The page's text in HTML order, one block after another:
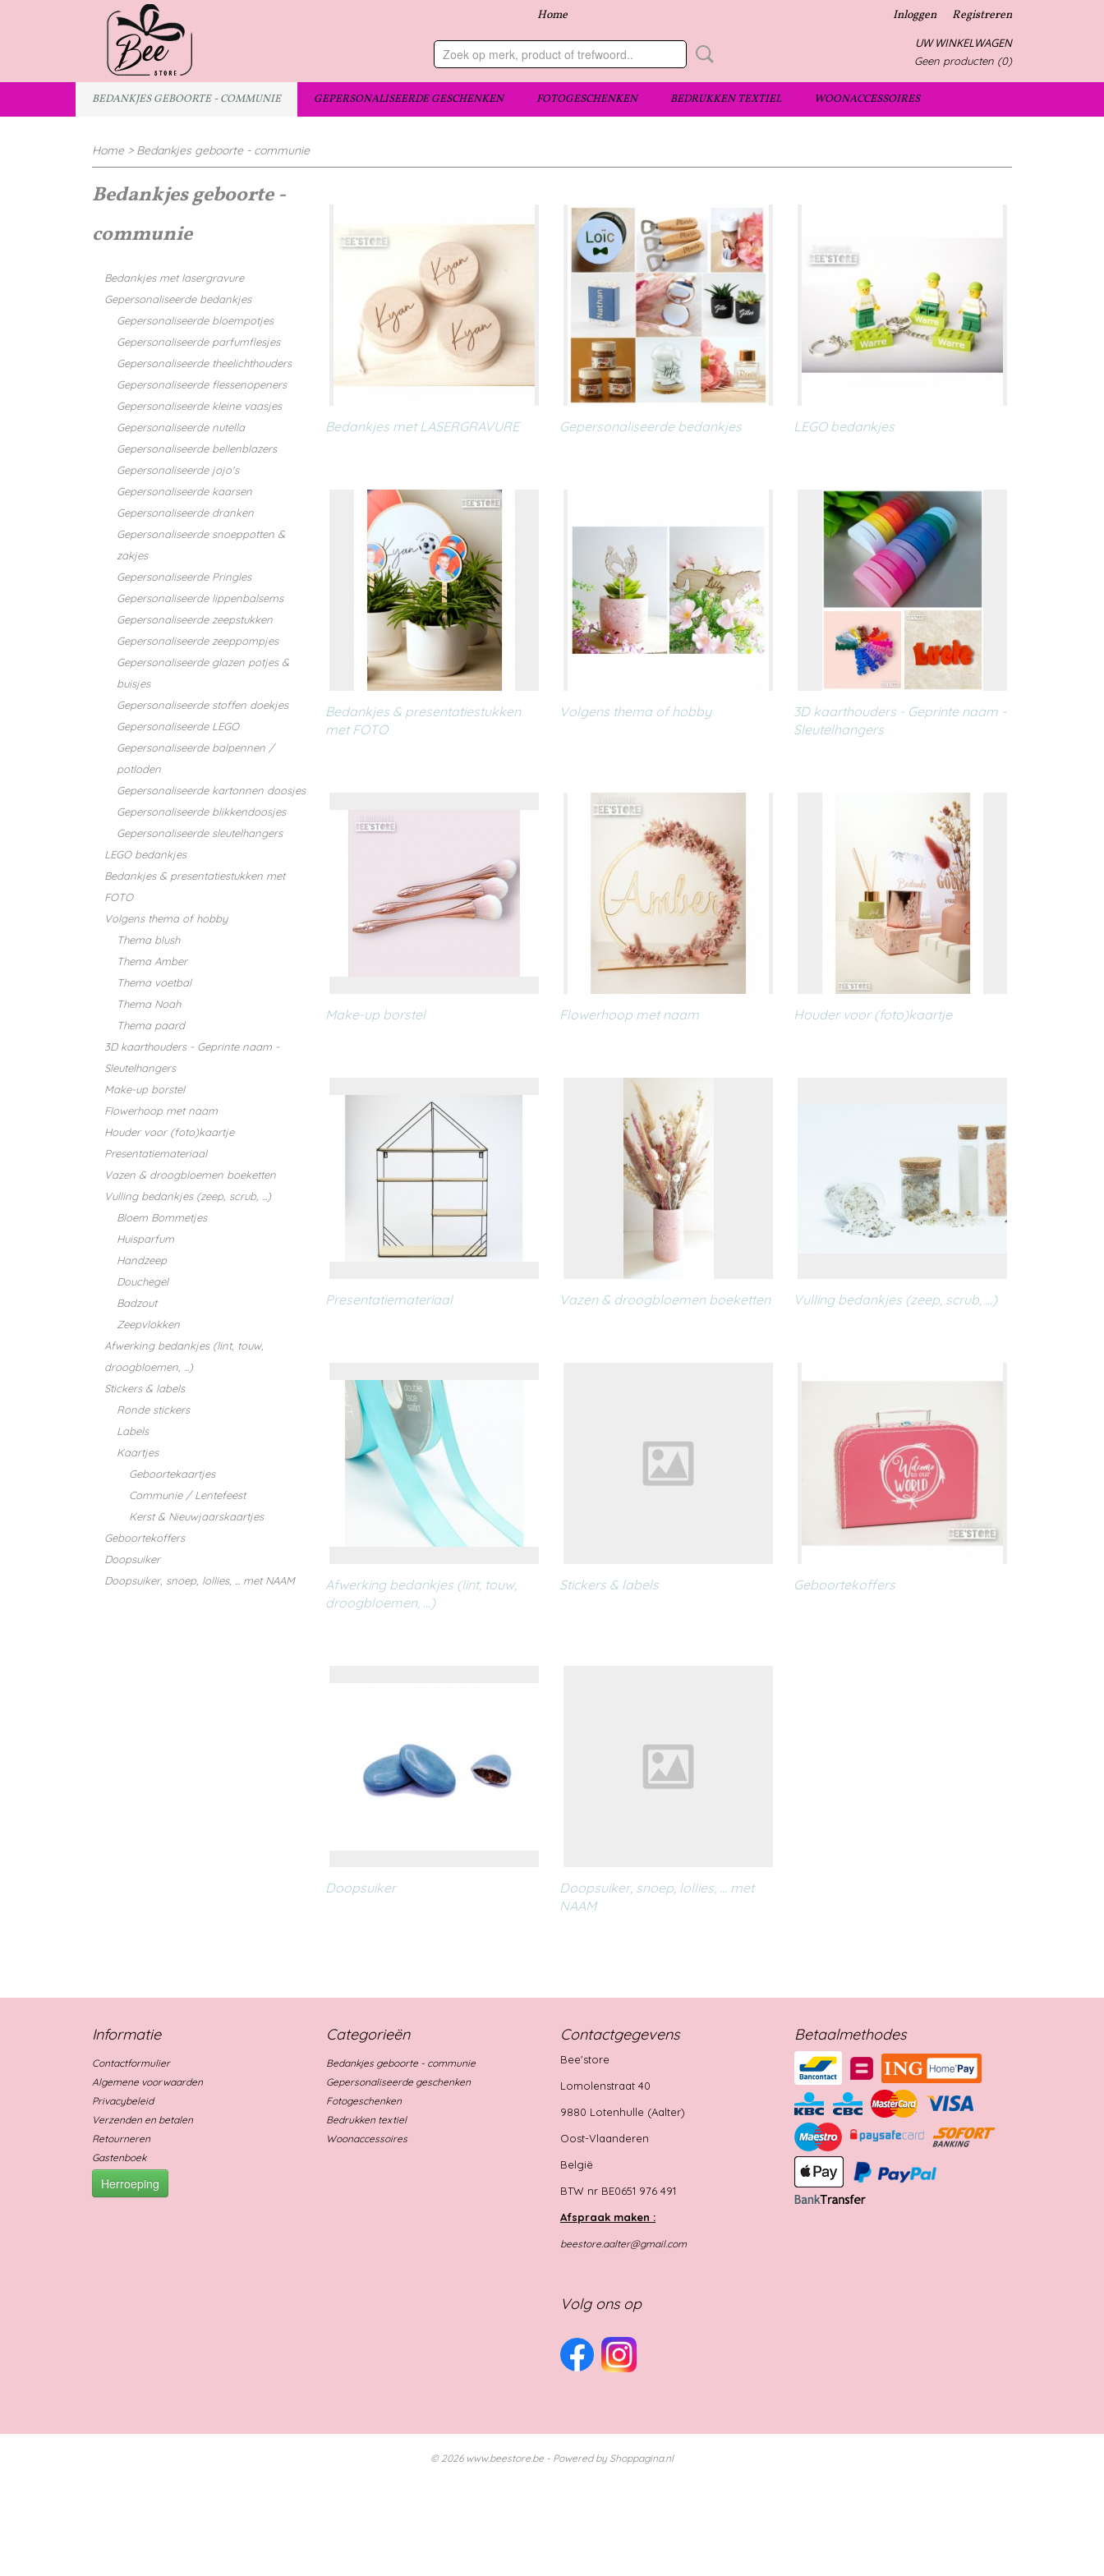
Home Inloggen Registreren
UW WINKELWAGEN
Geen producten (0)
BEDANKJES GEBOORTE - COMMUNIE GEPERSONALISEERDE GESCHENKEN FOTOGESCHENKEN BEDRUKKEN TEXTIEL WOONACCESSOIRES
Home> Bedankjes geboorte - communie
Bedankjes geboorte -
communie
Bedankjes met lasergravure
Gepersonaliseerde bedankjes
Gepersonaliseerde bloempotjes
Gepersonaliseerde parfumflesjes
Gepersonaliseerde theelichthouders
Gepersonaliseerde flessenopeners
Gepersonaliseerde kleine vaasjes
Gepersonaliseerde nutella
Gepersonaliseerde bellenblazers
Gepersonaliseerde jojo's
Gepersonaliseerde kaarsen
Gepersonaliseerde dranken
Gepersonaliseerde snoeppotten &
zakjes
Gepersonaliseerde Pringles
Gepersonaliseerde lippenbalsems
Gepersonaliseerde zeepstukken
Gepersonaliseerde zeeppompjes
Gepersonaliseerde glazen potjes &
buisjes
Gepersonaliseerde stoffen doekjes
Gepersonaliseerde LEGO
Gepersonaliseerde balpennen /
potloden
Gepersonaliseerde kartonnen doosjes
Gepersonaliseerde blikkendoosjes
Gepersonaliseerde sleutelhangers
LEGO bedankjes
Bedankjes & presentatiestukken met
FOTO
Volgens thema of hobby
Thema blush
Thema Amber
Thema voetbal
Thema Noah
Thema paard
3D kaarthouders - Geprinte naam -
Sleutelhangers
Make-up borstel
Flowerhoop met naam
Houder voor (foto)kaartje
Presentatiemateriaal
Vazen & droogbloemen boeketten
Vulling bedankjes (zeep, scrub, ...)
Bloem Bommetjes
Huisparfum
Handzeep
Douchegel
Badzout
Zeepvlokken
Afwerking bedankjes (lint, touw,
droogbloemen, ...)
Stickers & labels
Ronde stickers
Labels
Kaartjes
Geboortekaartjes
Communie / Lentefeest
Kerst & Nieuwjaarskaartjes
Geboortekoffers
Doopsuiker
Doopsuiker, snoep, lollies, ... met NAAM
Bedankjes met LASERGRAVURE Gepersonaliseerde bedankjes LEGO bedankjes
Bedankjes & presentatiestukken
met FOTO
Volgens thema of hobby
3D kaarthouders - Geprinte naam -
Sleutelhangers
Make-up borstel Flowerhoop met naam Houder voor (foto)kaartje
Presentatiemateriaal Vazen & droogbloemen boeketten Vulling bedankjes (zeep, scrub, ...)
Afwerking bedankjes (lint, touw,
droogbloemen, ...)
Stickers & labels Geboortekoffers
Doopsuiker
Doopsuiker, snoep, lollies, ... met
NAAM
Informatie
Contactformulier
Algemene voorwaarden
Privacybeleid
Verzenden en betalen
Retourneren
Gastenboek
Herroeping
Categorieën
Bedankjes geboorte - communie
Gepersonaliseerde geschenken
Fotogeschenken
Bedrukken textiel
Woonaccessoires
Contactgegevens
Bee'store
Lomolenstraat 40
9880 Lotenhulle (Aalter)
Oost-Vlaanderen
België
BTW nr BE0651 976 491
Afspraak maken :
beestore.aalter@gmail.com
Volg ons op
Betaalmethodes
© 2026 www.beestore.be - Powered by Shoppagina.nl